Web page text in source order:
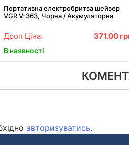
Портативна електробритва шейвер
VGR V-363, Чорна / Акумуляторна
Дроп Ціна: 371.00
В наявності
авторизуватись.